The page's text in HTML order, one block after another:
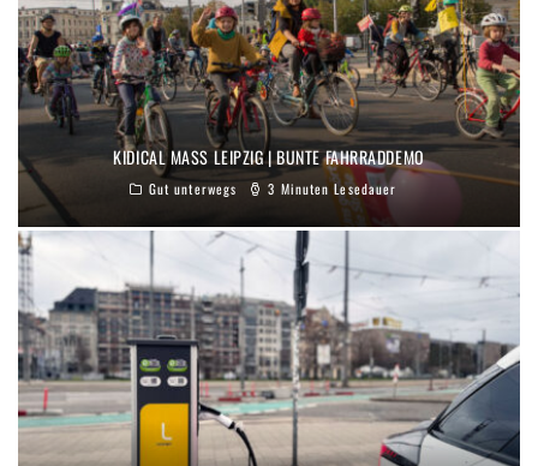
KIDICAL MASS LEIPZIG | BUNTE FAHRRADDEMO
Gut unterwegs 3 Minuten Lesedauer